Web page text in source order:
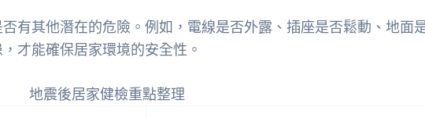
有其他潛在的危險。例如，電線是否外露、插座是否鬆動、地面
才能確保居家環境的安全性。
地震後居家健檢重點整理